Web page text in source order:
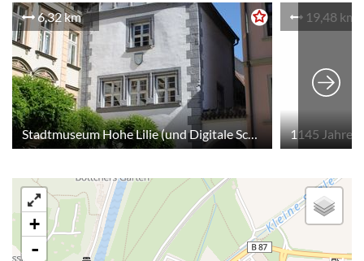
6,32 km 19,48 km
1145 Jahre
+
-